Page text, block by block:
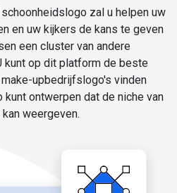
zal u helpen uw
en uw kijkers de kans te geven
een cluster van andere
kunt op dit platform de beste
upbedrijfslogo's vinden
kunt ontwerpen dat de niche van
weergeven.